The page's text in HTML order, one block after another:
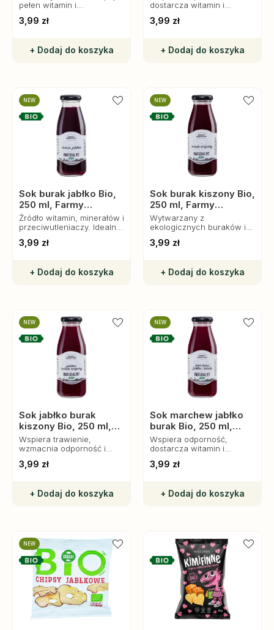
pełen witamin i
z lokalnych upraw na
3,99 zł
+ Dodaj do koszyka
dostarcza witamin i
dla zdrowego stylu życia!
3,99 zł
+ Dodaj do koszyka
NEW
Sok burak jabłko Bio,
250 ml, Farmy
Roztocza
Źródło witamin, minerałów i
przeciwutleniaczy. Idealny
wspiera zdrowie i
3,99 zł
+ Dodaj do koszyka
NEW
Sok burak kiszony Bio,
250 ml, Farmy
Roztocza
Wytwarzany z
ekologicznych buraków i
witaminy, minerały oraz
poprawiając
3,99 zł
+ Dodaj do koszyka
NEW
Sok jabłko burak
kiszony Bio, 250 ml,
Farmy Roztocza
Wspiera trawienie,
wzmacnia odporność i
miłośników zdrowego stylu
3,99 zł
+ Dodaj do koszyka
NEW
Sok marchew jabłko
burak Bio, 250 ml,
Farmy Roztocza
Wspiera odporność,
dostarcza witamin i
dla zdrowego stylu życia!
3,99 zł
+ Dodaj do koszyka
NEW